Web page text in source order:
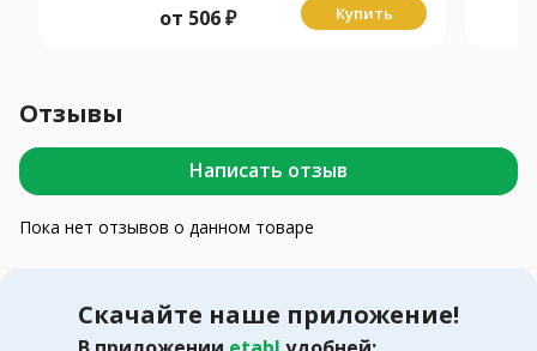
от 506₽ Купить
Отзывы
Написать отзыв
Пока нет отзывов о данном товаре
Скачайте наше приложение!